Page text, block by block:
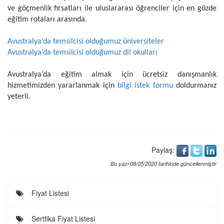
ve göçmenlik fırsatları ile uluslararası öğrenciler için en gözde
eğitim rotaları arasında.
Avustralya’da temsilcisi olduğumuz üniversiteler
Avustralya’da temsilcisi olduğumuz dil okulları
Avustralya’da eğitim almak için ücretsiz danışmanlık
hizmetimizden yararlanmak için bilgi istek formu doldurmanız
yeterli.
Paylaş:
Bu yazı 08/05/2020 tarihinde güncellenmiştir
Fiyat Listesi
Sertfika Fiyat Listesi